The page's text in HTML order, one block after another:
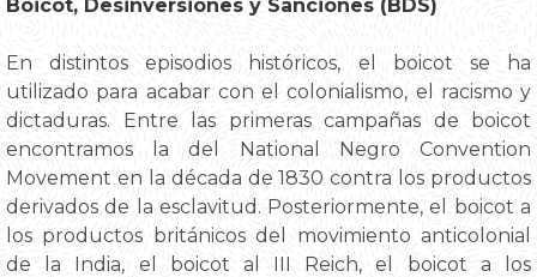
Boicot, Desinversiones y Sanciones (BDS)
En distintos episodios históricos, el boicot se ha
utilizado para acabar con el colonialismo, el racismo y
dictaduras. Entre las primeras campañas de boicot
encontramos la del National Negro Convention
Movement en la década de 1830 contra los productos
derivados de la esclavitud. Posteriormente, el boicot a
los productos británicos del movimiento anticolonial
de la India, el boicot al III Reich, el boicot a los